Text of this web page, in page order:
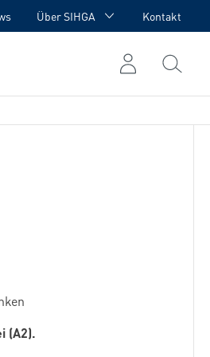
Über SIHGA
Kontakt
(A2).